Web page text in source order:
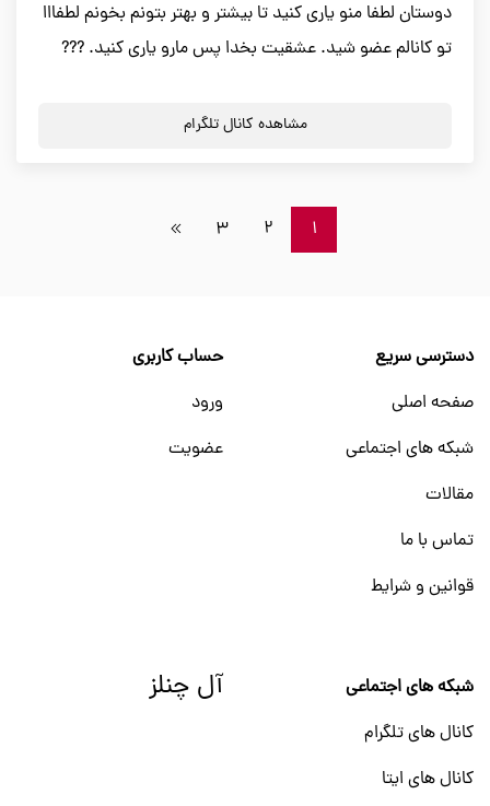
دوستان لطفا منو یاری کنید تا بیشتر و بهتر بتونم بخونم لطفااا
تو کانالم عضو شید. عشقیت بخدا پس مارو یاری کنید. ???
مشاهده کانال تلگرام
1
2
3
دسترسی سریع
صفحه اصلی
شبکه های اجتماعی
مقالات
تماس با ما
قوانین و شرایط
حساب کاربری
ورود
عضویت
شبکه های اجتماعی
کانال های تلگرام
کانال های ایتا
آل چنلز